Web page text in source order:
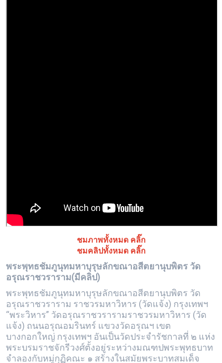
ชมภาพทั้งหมด คลิ๊ก
ชมคลิปทั้งหมด คลิ๊ก
พระพุทธชัมภูนุทมหาบุรุษลักขณาอสีตยานุบพิตร วัด
อรุณราชวราราม(มีคลิป)
พระพุทธชัมภูนุทมหาบุรุษลักขณาอสีตยานุบพิตร วัด
อรุณราชวราราม ราชวรมหาวิหาร (วัดแจ้ง) กรุงเทพฯ
“พระวิหาร” วัดอรุณราชวรารามราชวรมหาวิหาร (วัด
แจ้ง) ถนนอรุณอมรินทร์ แขวงวัดอรุณฯ เขต
บางกอกใหญ่ กรุงเทพฯ อันเป็นวัดประจำรัชกาลที่ ๒ แห่ง
พระบรมราชจักรีวงศ์ตั้งอยู่ระหว่างมณฑปพระพุทธบาท
จำลองกับหมู่กุฏิคณะ ๑ สร้างในสมัยพระบาทสมเด็จ